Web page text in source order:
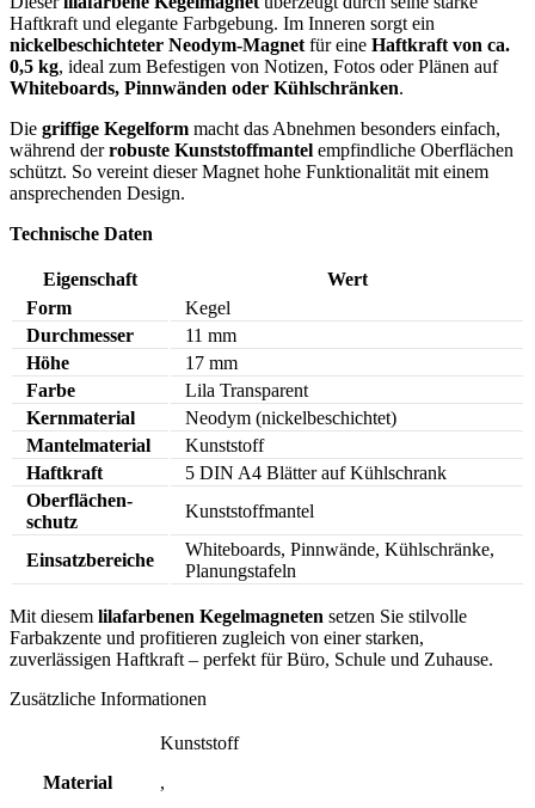
Haftkraft und elegante Farbgebung. Im Inneren sorgt ein
nickelbeschichteter Neodym-Magnet für eine Haftkraft von ca.
0,5 kg, ideal zum Befestigen von Notizen, Fotos oder Plänen auf
Whiteboards, Pinnwänden oder Kühlschränken.
Die griffige Kegelform macht das Abnehmen besonders einfach,
während derrobuste Kunststoffmantel empfindliche Oberflächen
schützt. So vereint dieser Magnet hohe Funktionalität mit einem
ansprechenden Design.
Technische Daten
Eigenschaft
Wert
Form
Kegel
Durchmesser
11 mm
Höhe
17 mm
Farbe
Lila Transparent
Kernmaterial
Neodym (nickelbeschichtet)
Mantelmaterial
Kunststoff
Haftkraft
5 DIN A4 Blätter auf Kühlschrank
Oberflächen­
schutz
Kunststoffmantel
Einsatzbereiche
Whiteboards, Pinnwände, Kühlschränke,
Planungstafeln
Mit diesem lilafarbenen Kegelmagneten setzen Sie stilvolle
Farbakzente und profitieren zugleich von einer starken,
zuverlässigen Haftkraft – perfekt für Büro, Schule und Zuhause.
Zusätzliche Informationen
Material
Kunststoff
,